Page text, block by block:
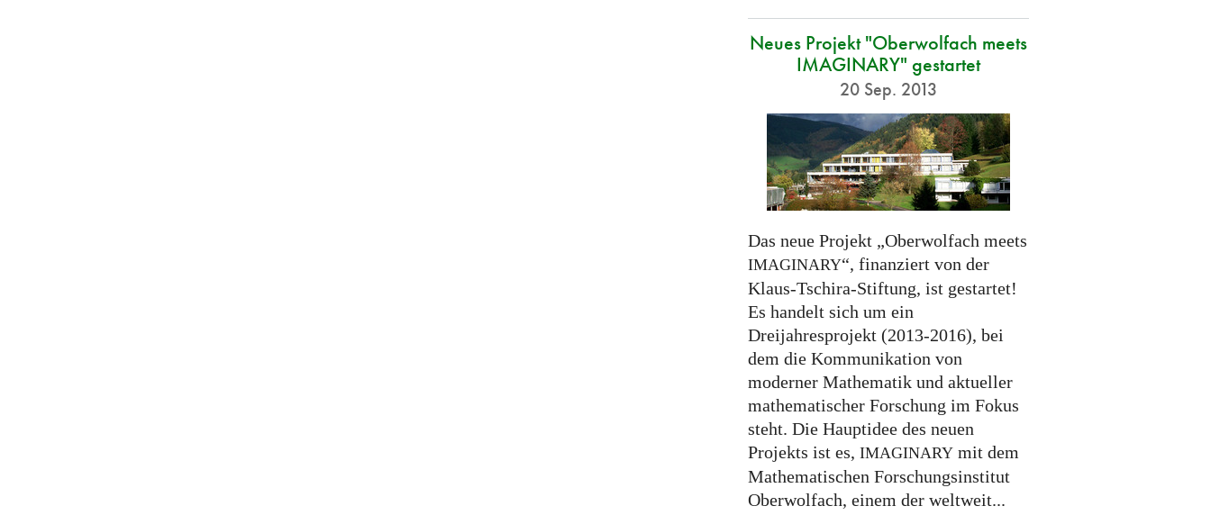
Neues Projekt "Oberwolfach meets
IMAGINARY" gestartet
20 Sep. 2013
Das neue Projekt „Oberwolfach meets
IMAGINARY“, finanziert von der
Klaus-Tschira-Stiftung, ist gestartet!
Es handelt sich um ein
Dreijahresprojekt (2013-2016), bei
dem die Kommunikation von
moderner Mathematik und aktueller
mathematischer Forschung im Fokus
steht. Die Hauptidee des neuen
Projekts ist es, IMAGINARYmit dem
Mathematischen Forschungsinstitut
Oberwolfach, einem der weltweit...